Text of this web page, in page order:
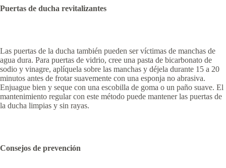
Puertas de ducha revitalizantes
Las puertas de la ducha también pueden ser víctimas de manchas de
agua dura. Para puertas de vidrio, cree una pasta de bicarbonato de
sodio y vinagre, aplíquela sobre las manchas y déjela durante 15 a 20
minutos antes de frotar suavemente con una esponja no abrasiva.
Enjuague bien y seque con una escobilla de goma o un paño suave. El
mantenimiento regular con este método puede mantener las puertas de
la ducha limpias y sin rayas.
Consejos de prevención